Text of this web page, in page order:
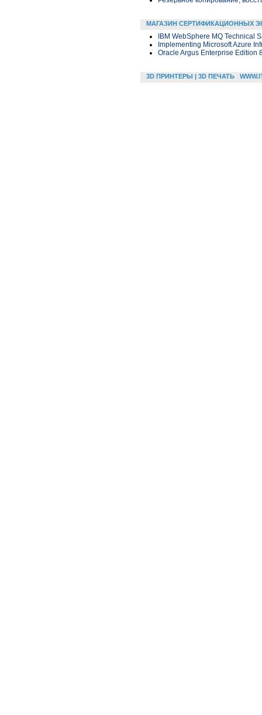
МАГАЗИН СЕРТИФИКАЦИОННЫХ
IBM WebSphere MQ Technical
Implementing Microsoft Azure
Oracle Argus Enterprise Edition
3D ПРИНТЕРЫ | 3D ПЕЧАТЬ